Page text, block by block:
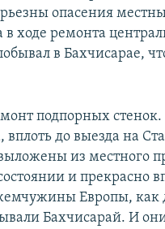
опасения
в ходе ремонта
в Бахчисарае,
подпорных
вплоть до выезда на
из местного
и прекрасно
Европы, как
Бахчисарай. И